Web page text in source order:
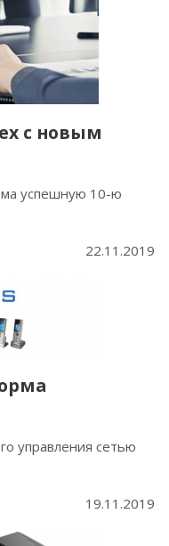
с новым
успешную 10-ю
22.11.2019
управления сетью
19.11.2019